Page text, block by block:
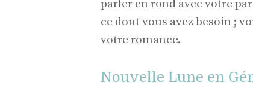
parler en rond avec votre
ce dont vous avez besoin ;
votre romance.
Nouvelle Lune en